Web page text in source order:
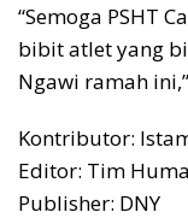
“Semoga PSHT
bibit atlet yang
Ngawi ramah
Kontributor:
Editor: Tim
Publisher: DNY